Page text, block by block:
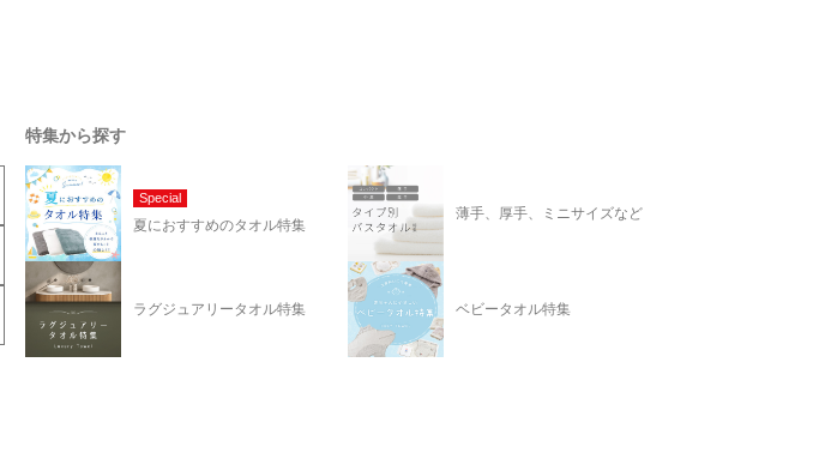
特集から探す
Special
夏におすすめのタオル特集
薄手、厚手、ミニサイズなど
ラグジュアリータオル特集 ベビータオル特集